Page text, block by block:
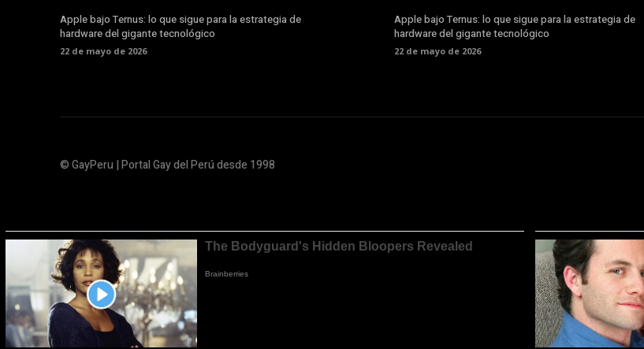
Apple bajo Ternus: lo que sigue para la estrategia de
hardware del gigante tecnológico
22 de mayo de 2026
Apple bajo Ternus: lo que sigue para la estrategia de
hardware del gigante tecnológico
22 de mayo de 2026
© GayPeru | Portal Gay del Perú desde 1998